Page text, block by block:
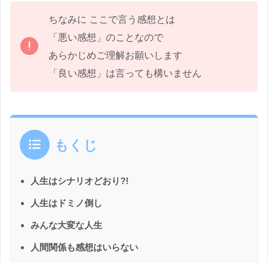
ちなみに ここで言う感想とは
「悪い感想」のことなので
あらかじめご理解お願いします
「良い感想」は言っても構いません
もくじ
人生はシナリオどおり?!
人生はドミノ倒し
みんな大変な人生
人間関係も感想はいらない